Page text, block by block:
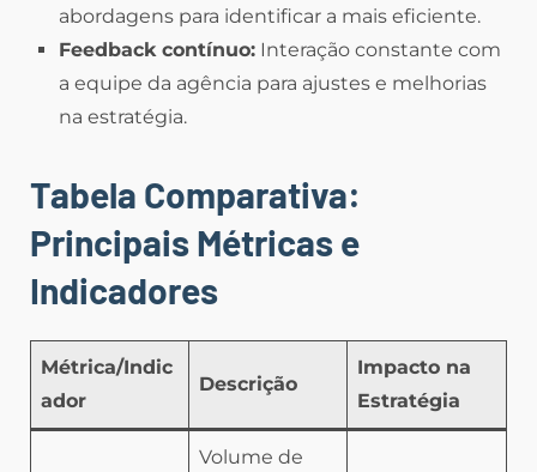
abordagens para identificar a mais eficiente.
Feedback contínuo: Interação constante com
a equipe da agência para ajustes e melhorias
na estratégia.
Tabela Comparativa:
Principais Métricas e
Indicadores
Métrica/Indic
ador
Descrição
Impacto na
Estratégia
Volume de